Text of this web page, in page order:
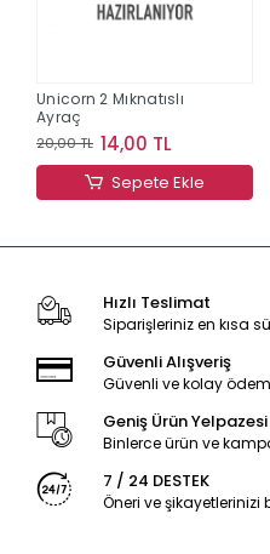
Unicorn 2 Mıknatıslı
Ayraç
20,00 TL 14,00 TL
Sepete Ekle
Hızlı Teslimat
Siparişleriniz en kısa
Güvenli Alışveriş
Güvenli ve kolay
Geniş Ürün Yelpazesi
Binlerce ürün ve
7 / 24 DESTEK
Öneri ve şikayetlerinizi